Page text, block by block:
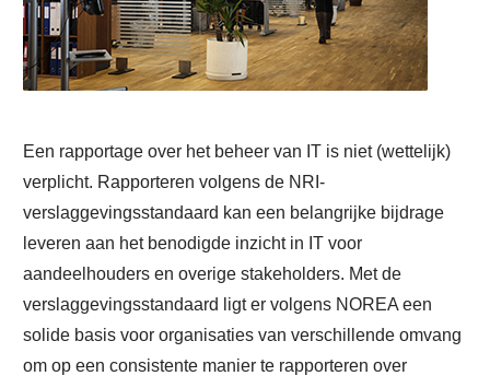
Een rapportage over het beheer van IT is niet (wettelijk)
verplicht. Rapporteren volgens de NRI-
verslaggevingsstandaard kan een belangrijke bijdrage
leveren aan het benodigde inzicht in IT voor
aandeelhouders en overige stakeholders. Met de
verslaggevingsstandaard ligt er volgens NOREA een
solide basis voor organisaties van verschillende omvang
om op een consistente manier te rapporteren over